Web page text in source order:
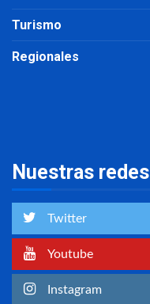
Turismo
Regionales
Nuestras redes
Twitter
Youtube
Instagram